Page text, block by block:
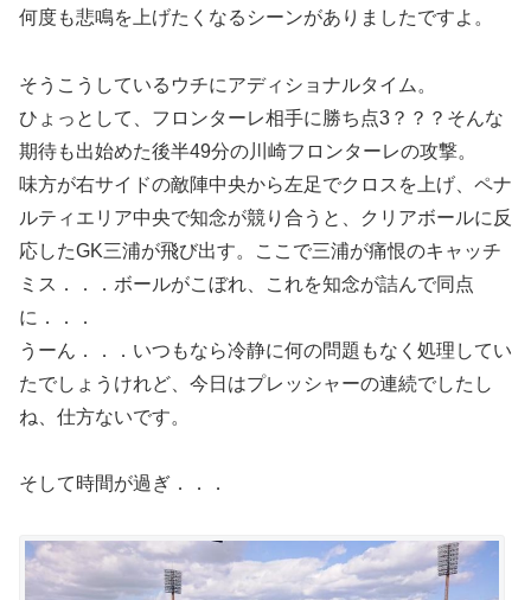
何度も悲鳴を上げたくなるシーンがありましたですよ。
そうこうしているウチにアディショナルタイム。
ひょっとして、フロンターレ相手に勝ち点3？？？そんな
期待も出始めた後半49分の川崎フロンターレの攻撃。
味方が右サイドの敵陣中央から左足でクロスを上げ、ペナ
ルティエリア中央で知念が競り合うと、クリアボールに反
応したGK三浦が飛び出す。ここで三浦が痛恨のキャッチ
ミス．．．ボールがこぼれ、これを知念が詰んで同点
に．．．
うーん．．．いつもなら冷静に何の問題もなく処理してい
たでしょうけれど、今日はプレッシャーの連続でしたし
ね、仕方ないです。
そして時間が過ぎ．．．